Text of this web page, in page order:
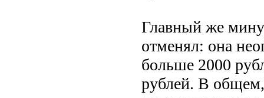
Главный же
отменял: она
больше 2000
рублей. В общем,